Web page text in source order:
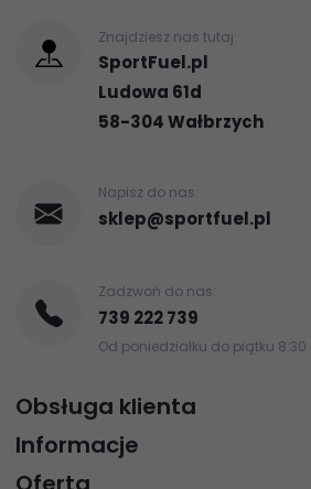
Znajdziesz nas tutaj:
SportFuel.pl
Ludowa 61d
58-304Wałbrzych
Napisz do nas:
sklep@sportfuel.pl
Zadzwoń do nas:
739 222 739
Od poniedziałku do piątku 8:30
Obsługa klienta
Informacje